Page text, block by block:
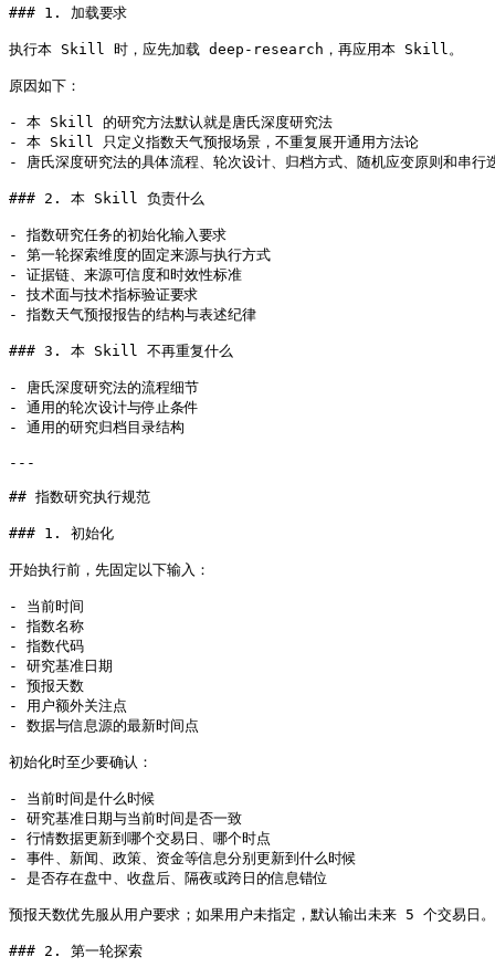
### 1. 加载要求
执行本 Skill 时，应先加载 deep-research，再应用本 Skill。
原因如下：
- 本 Skill 的研究方法默认就是唐氏深度研究法
- 本 Skill 只定义指数天气预报场景，不重复展开通用方法论
- 唐氏深度研究法的具体流程、轮次设计、归档方式、随机应变原则和
### 2. 本 Skill 负责什么
- 指数研究任务的初始化输入要求
- 第一轮探索维度的固定来源与执行方式
- 证据链、来源可信度和时效性标准
- 技术面与技术指标验证要求
- 指数天气预报报告的结构与表述纪律
### 3. 本 Skill 不再重复什么
- 唐氏深度研究法的流程细节
- 通用的轮次设计与停止条件
- 通用的研究归档目录结构
---
## 指数研究执行规范
### 1. 初始化
开始执行前，先固定以下输入：
- 当前时间
- 指数名称
- 指数代码
- 研究基准日期
- 预报天数
- 用户额外关注点
- 数据与信息源的最新时间点
初始化时至少要确认：
- 当前时间是什么时候
- 研究基准日期与当前时间是否一致
- 行情数据更新到哪个交易日、哪个时点
- 事件、新闻、政策、资金等信息分别更新到什么时候
- 是否存在盘中、收盘后、隔夜或跨日的信息错位
预报天数优先服从用户要求；如果用户未指定，默认输出未来 5 个交易日
### 2. 第一轮探索